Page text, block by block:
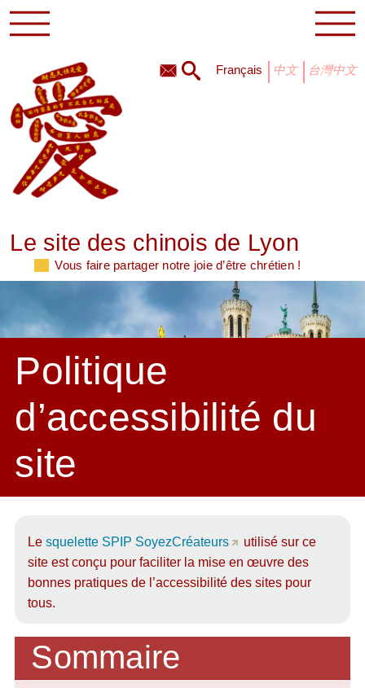
français 中文 台灣中文
Le site des chinois de Lyon
Vous faire partager notre joie d’être chrétien !
Politique
d’accessibilité du
site
Lesquelette SPIP SoyezCréateurs
utilisé sur ce
site est conçu pour faciliter la mise en œuvre des
bonnes pratiques de l’accessibilité des sites pour
tous.
Sommaire